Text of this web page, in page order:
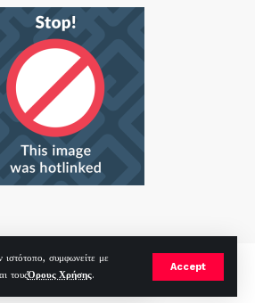
ιστότοπο, συμφωνείτε με
τουςΌρους Χρήσης.
Accept
%year%, All Rights Reserved |bySp
Hosted byRealHosting